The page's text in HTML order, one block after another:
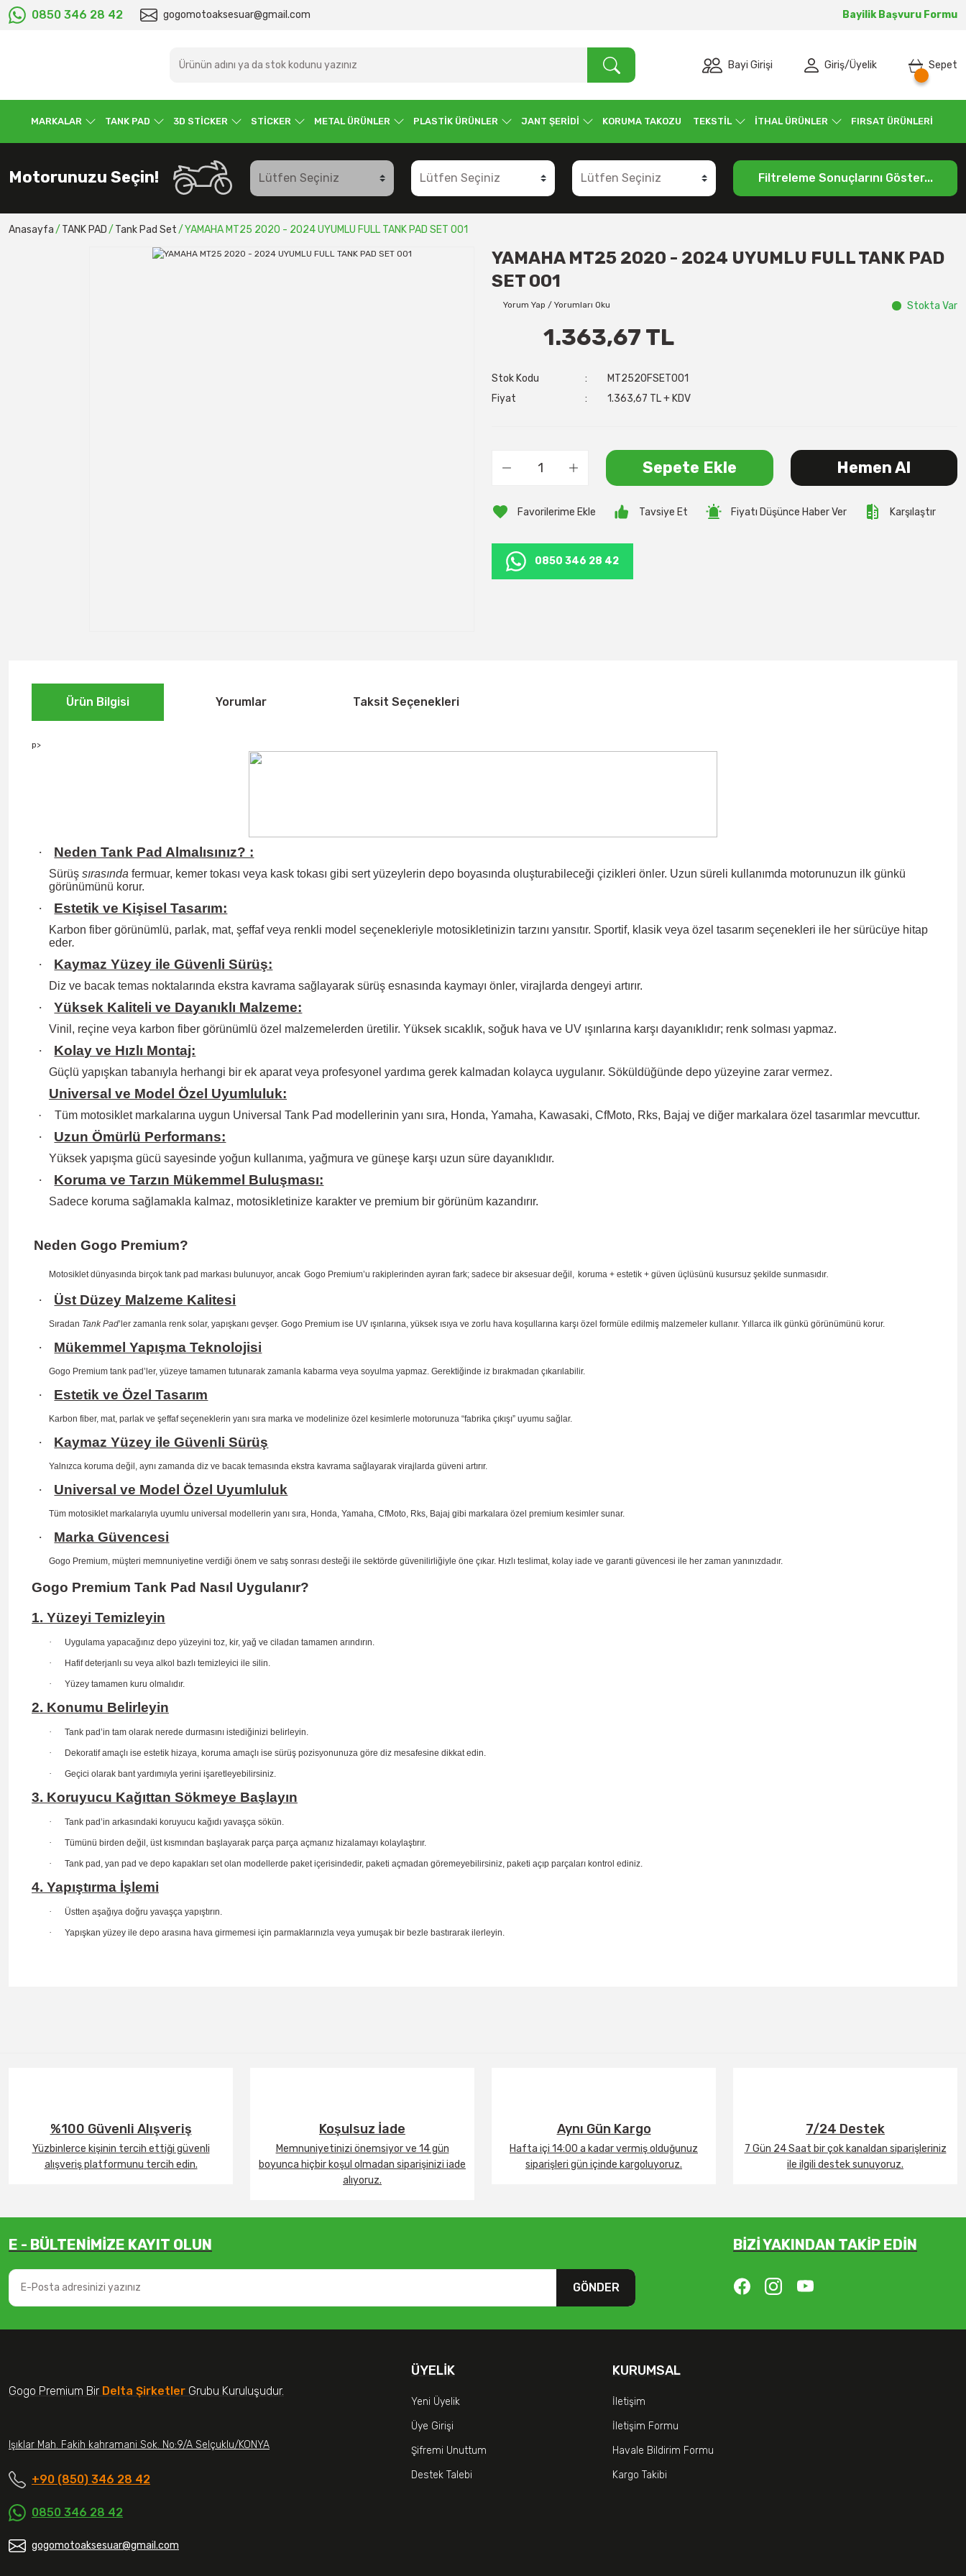
0850 346 28 42 gogomotoaksesuar@gmail.com Bayilik Başvuru Formu
Bayi Girişi Giriş/Üyelik Sepet
MARKALAR TANK PAD 3D STİCKER STİCKER METAL ÜRÜNLER PLASTİK ÜRÜNLER JANT ŞERİDİ KORUMA TAKOZU TEKSTİL İTHAL ÜRÜNLER FIRSAT ÜRÜNLERİ
Motorunuzu Seçin! Filtreleme Sonuçlarını Göster...
Anasayfa TANK PAD Tank Pad Set YAMAHA MT25 2020 - 2024 UYUMLU FULL TANK PAD SET 001
YAMAHA MT25 2020 - 2024 UYUMLU FULL TANK PAD
SET 001
Yorum Yap / Yorumları Oku Stokta Var
1.363,67 TL
Stok Kodu
MT2520FSET001
Fiyat
1.363,67 TL + KDV
Sepete Ekle Hemen Al
Tavsiye Et Fiyatı Düşünce Haber Ver Karşılaştır
0850 346 28 42
Ürün Bilgisi Yorumlar Taksit Seçenekleri
p>
· Neden Tank Pad Almalısınız? :
Sürüş sırasında fermuar, kemer tokası veya kask tokası gibi sert yüzeylerin depo boyasında oluşturabileceği çizikleri önler. Uzun süreli kullanımda motorunuzun ilk günkü
görünümünü korur.
· Estetik ve Kişisel Tasarım:
Karbon fiber görünümlü, parlak, mat, şeffaf veya renkli model seçenekleriyle motosikletinizin tarzını yansıtır. Sportif, klasik veya özel tasarım seçenekleri ile her sürücüye hitap
eder.
· Kaymaz Yüzey ile Güvenli Sürüş:
Diz ve bacak temas noktalarında ekstra kavrama sağlayarak sürüş esnasında kaymayı önler, virajlarda dengeyi artırır.
· Yüksek Kaliteli ve Dayanıklı Malzeme:
Vinil, reçine veya karbon fiber görünümlü özel malzemelerden üretilir. Yüksek sıcaklık, soğuk hava ve UV ışınlarına karşı dayanıklıdır; renk solması yapmaz.
· Kolay ve Hızlı Montaj:
Güçlü yapışkan tabanıyla herhangi bir ek aparat veya profesyonel yardıma gerek kalmadan kolayca uygulanır. Söküldüğünde depo yüzeyine zarar vermez.
Universal ve Model Özel Uyumluluk:
· Tüm motosiklet markalarına uygun Universal Tank Pad modellerinin yanı sıra, Honda, Yamaha, Kawasaki, CfMoto, Rks, Bajaj ve diğer markalara özel tasarımlar mevcuttur.
· Uzun Ömürlü Performans:
Yüksek yapışma gücü sayesinde yoğun kullanıma, yağmura ve güneşe karşı uzun süre dayanıklıdır.
· Koruma ve Tarzın Mükemmel Buluşması:
Sadece koruma sağlamakla kalmaz, motosikletinize karakter ve premium bir görünüm kazandırır.
Neden Gogo Premium?
Motosiklet dünyasında birçok tank pad markası bulunuyor, ancak Gogo Premium’u rakiplerinden ayıran fark; sadece bir aksesuar değil, koruma + estetik + güven üçlüsünü kusursuz şekilde sunmasıdır
· Üst Düzey Malzeme Kalitesi
Sıradan Tank Pad’ler zamanla renk solar, yapışkanı gevşer. Gogo Premium ise UV ışınlarına, yüksek ısıya ve zorlu hava koşullarına karşı özel formüle edilmiş malzemeler kullanır. Yıllarca ilk günkü görünümünü korur.
· Mükemmel Yapışma Teknolojisi
Gogo Premium tank pad’ler, yüzeye tamamen tutunarak zamanla kabarma veya soyulma yapmaz. Gerektiğinde iz bırakmadan çıkarılabilir.
· Estetik ve Özel Tasarım
Karbon fiber, mat, parlak ve şeffaf seçeneklerin yanı sıra marka ve modelinize özel kesimlerle motorunuza “fabrika çıkışı” uyumu sağlar.
· Kaymaz Yüzey ile Güvenli Sürüş
Yalnızca koruma değil, aynı zamanda diz ve bacak temasında ekstra kavrama sağlayarak virajlarda güveni artırır.
· Universal ve Model Özel Uyumluluk
Tüm motosiklet markalarıyla uyumlu universal modellerin yanı sıra, Honda, Yamaha, CfMoto, Rks, Bajaj gibi markalara özel premium kesimler sunar.
· Marka Güvencesi
Gogo Premium, müşteri memnuniyetine verdiği önem ve satış sonrası desteği ile sektörde güvenilirliğiyle öne çıkar. Hızlı teslimat, kolay iade ve garanti güvencesi ile her zaman yanınızdadır.
Gogo Premium Tank Pad Nasıl Uygulanır?
1. Yüzeyi Temizleyin
· Uygulama yapacağınız depo yüzeyini toz, kir, yağ ve ciladan tamamen arındırın.
· Hafif deterjanlı su veya alkol bazlı temizleyici ile silin.
· Yüzey tamamen kuru olmalıdır.
2. Konumu Belirleyin
· Tank pad’in tam olarak nerede durmasını istediğinizi belirleyin.
· Dekoratif amaçlı ise estetik hizaya, koruma amaçlı ise sürüş pozisyonunuza göre diz mesafesine dikkat edin.
· Geçici olarak bant yardımıyla yerini işaretleyebilirsiniz.
3. Koruyucu Kağıttan Sökmeye Başlayın
· Tank pad’in arkasındaki koruyucu kağıdı yavaşça sökün.
· Tümünü birden değil, üst kısmından başlayarak parça parça açmanız hizalamayı kolaylaştırır.
· Tank pad, yan pad ve depo kapakları set olan modellerde paket içerisindedir, paketi açmadan göremeyebilirsiniz, paketi açıp parçaları kontrol ediniz.
4. Yapıştırma İşlemi
· Üstten aşağıya doğru yavaşça yapıştırın.
· Yapışkan yüzey ile depo arasına hava girmemesi için parmaklarınızla veya yumuşak bir bezle bastırarak ilerleyin.
%100 Güvenli Alışveriş
Yüzbinlerce kişinin tercih ettiği güvenli
alışveriş platformunu tercih edin.
Koşulsuz İade
Memnuniyetinizi önemsiyor ve 14 gün
boyunca hiçbir koşul olmadan siparişinizi iade
alıyoruz.
Aynı Gün Kargo
Hafta içi 14:00 a kadar vermiş olduğunuz
siparişleri gün içinde kargoluyoruz.
7/24 Destek
7 Gün 24 Saat bir çok kanaldan siparişleriniz
ile ilgili destek sunuyoruz.
E - BÜLTENİMİZE KAYIT OLUN
GÖNDER
BİZİ YAKINDAN TAKİP EDİN
Gogo Premium Bir Delta Şirketler Grubu Kuruluşudur.
Işıklar Mah. Fakih kahramani Sok. No:9/A Selçuklu/KONYA
+90 (850) 346 28 42
0850 346 28 42
gogomotoaksesuar@gmail.com
ÜYELIK
Yeni Üyelik
Üye Girişi
Şifremi Unuttum
Destek Talebi
KURUMSAL
İletişim
İletişim Formu
Havale Bildirim Formu
Kargo Takibi